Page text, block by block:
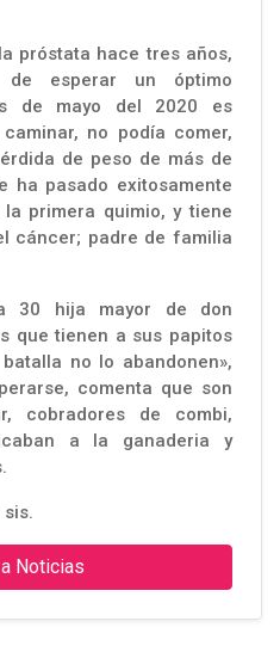
próstata hace tres años,
esperar un óptimo
de mayo del 2020 es
no podía comer,
de peso de más de
ha pasado exitosamente
primera quimio, y tiene
cáncer; padre de familia
30 hija mayor de don
que tienen a sus papitos
no lo abandonen»,
comenta que son
cobradores de combi,
a la ganaderia y
Noticias